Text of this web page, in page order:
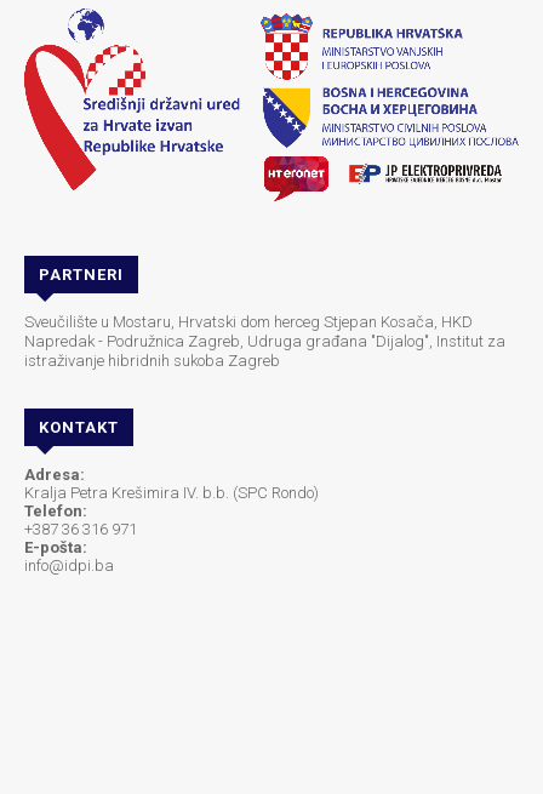
PARTNERI
Sveučilište u Mostaru, Hrvatski dom herceg Stjepan Kosača, HKD
Napredak - Podružnica Zagreb, Udruga građana "Dijalog", Institut za
istraživanje hibridnih sukoba Zagreb
KONTAKT
Adresa:
Kralja Petra Krešimira IV. b.b. (SPC Rondo)
Telefon:
+387 36 316 971
E-pošta:
info@idpi.ba